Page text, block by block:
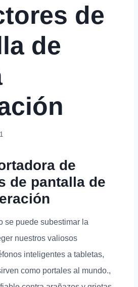
de
de
de
de pantalla de
se puede subestimar la
nuestros valiosos
inteligentes a tabletas,
como portales al mundo.,